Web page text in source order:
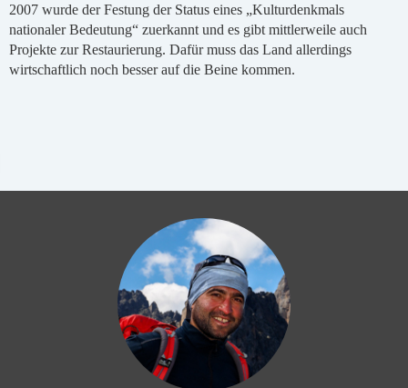
2007 wurde der Festung der Status eines „Kulturdenkmals
nationaler Bedeutung“ zuerkannt und es gibt mittlerweile auch
Projekte zur Restaurierung. Dafür muss das Land allerdings
wirtschaftlich noch besser auf die Beine kommen.